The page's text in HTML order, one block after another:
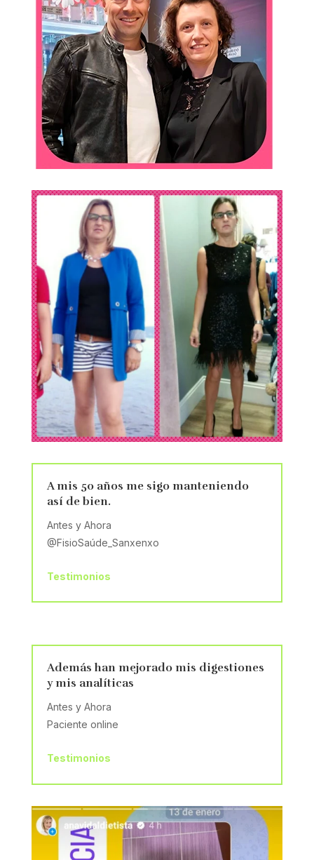
A mis 50 años me sigo manteniendo
así de bien.
Antes y Ahora
@FisioSaúde_Sanxenxo
Testimonios
Además han mejorado mis digestiones
y mis analíticas
Antes y Ahora
Paciente online
Testimonios